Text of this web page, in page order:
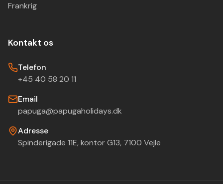
Frankrig
Kontakt os
Telefon
+45 40 58 20 11
Email
papuga@papugaholidays.dk
Adresse
Spinderigade 11E, kontor G13, 7100 Vejle